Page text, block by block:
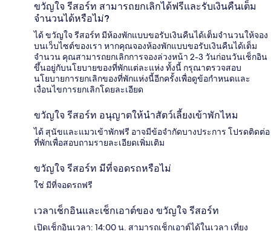
ขวัญใจ รีสอร์ท สามารถยกเลิกได้ฟรีและรับเงินคืนเต็ม
จำนวนได้หรือไม่?
ได้ ขวัญใจ รีสอร์ท มีห้องพักแบบขอรับเงินคืนได้เต็มจำนวนให้จอง
บนเว็บไซต์ของเรา หากคุณจองห้องพักแบบขอรับเงินคืนได้เต็ม
จำนวน คุณสามารถยกเลิกการจองล่วงหน้า 2-3 วันก่อนวันเช็กอิน
ขึ้นอยู่กับนโยบายของที่พักแต่ละแห่ง ทั้งนี้ กรุณาตรวจสอบ
นโยบายการยกเลิกของที่พักแห่งนี้อีกครั้งเพื่อดูข้อกำหนดและ
เงื่อนไขการยกเลิกโดยละเอียด
ขวัญใจ รีสอร์ท อนุญาตให้นำสัตว์เลี้ยงเข้าพักไหม
ได้ สุนัขและแมวเข้าพักฟรี อาจมีข้อจำกัดบางประการ โปรดติดต่อ
ที่พักเพื่อสอบถามรายละเอียดเพิ่มเติม
ขวัญใจ รีสอร์ท มีที่จอดรถหรือไม่
ใช่ มีที่จอดรถฟรี
เวลาเช็กอินและเช็กเอาต์ของ ขวัญใจ รีสอร์ท
เปิดเช็กอินเวลา: 14:00 น. สามารถเช็กเอาต์ได้ในเวลา เที่ยง